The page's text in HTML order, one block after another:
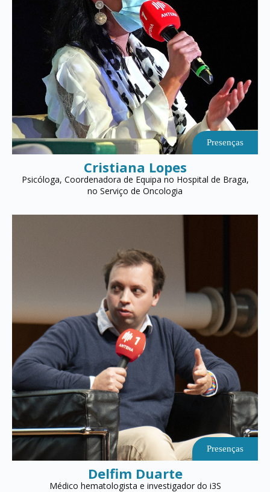
Presenças
Cristiana Lopes
Psicóloga, Coordenadora de Equipa no Hospital de Braga,
no Serviço de Oncologia
Presenças
Delfim Duarte
Médico hematologista e investigador do i3S